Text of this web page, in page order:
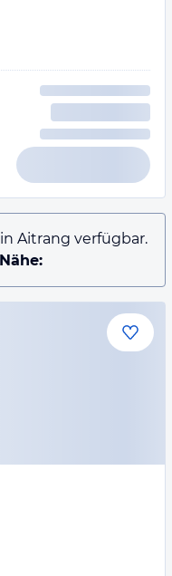
Aitrang verfügbar.